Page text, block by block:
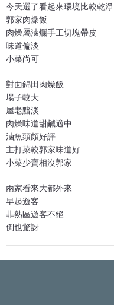
今天選了看起來環境比較乾淨
郭家肉燥飯
肉燥屬滷爛手工切塊帶皮
味道偏淡
小菜尚可
對面錦田肉燥飯
場子較大
屋老黯淡
肉燥味道甜鹹適中
滷魚頭頗好評
主打菜較郭家味道好
小菜少賣相沒郭家
兩家看來大都外來
早起遊客
非熱區遊客不絕
倒也驚訝